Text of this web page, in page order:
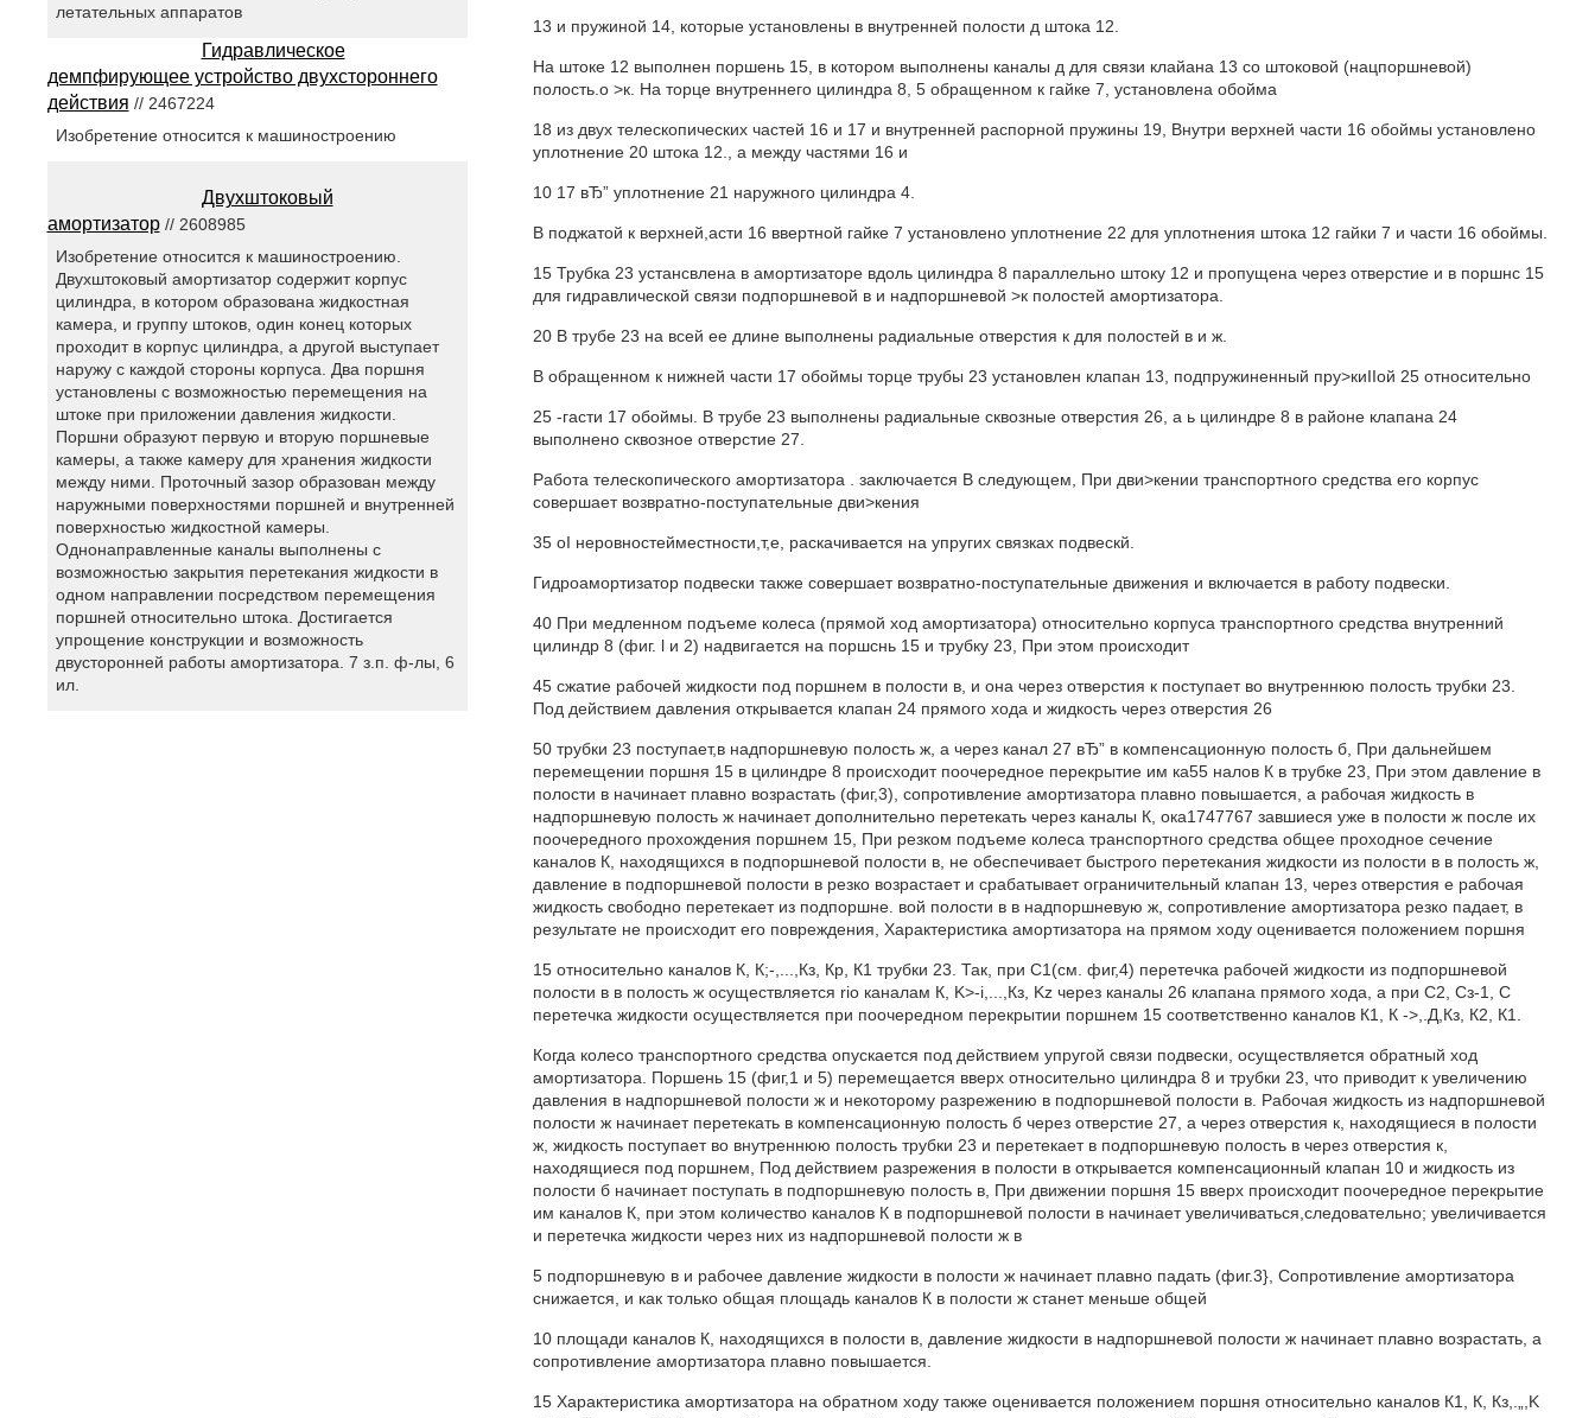
13 и пружиной 14, которые установлены в внутренней полости д штока 12.
На штоке 12 выполнен поршень 15, в котором выполнены каналы д для связи клайана 13 со штоковой (нацпоршневой)
полость.о >к. На торце внутреннего цилиндра 8, 5 обращенном к гайке 7, установлена обойма
18 из двух телескопических частей 16 и 17 и внутренней распорной пружины 19, Внутри верхней части 16 обоймы установлено
уплотнение 20 штока 12., а между частями 16 и
10 17 вЂ” уплотнение 21 наружного цилиндра 4.
В поджатой к верхней,асти 16 ввертной гайке 7 установлено уплотнение 22 для уплотнения штока 12 гайки 7 и части 16 обоймы.
15 Трубка 23 устансвлена в амортизаторе вдоль цилиндра 8 параллельно штоку 12 и пропущена через отверстие и в поршнс 15
для гидравлической связи подпоршневой в и надпоршневой >к полостей амортизатора.
20 В трубе 23 на всей ее длине выполнены радиальные отверстия к для полостей в и ж.
В обращенном к нижней части 17 обоймы торце трубы 23 установлен клапан 13, подпружиненный пру>киIIой 25 относительно
25 -гасти 17 обоймы. В трубе 23 выполнены радиальные сквозные отверстия 26, а ь цилиндре 8 в районе клапана 24
выполнено сквозное отверстие 27.
Работа телескопического амортизатора . заключается B следующем, При дви>кении транспортного средства его корпус
совершает возвратно-поступательные дви>кения
35 oI неровностейместности,т,е, раскачивается на упругих связках подвескй.
Гидроамортизатор подвески также совершает возвратно-поступательные движения и включается в работу подвески.
40 При медленном подъеме колеса (прямой ход амортизатора) относительно корпуса транспортного средства внутренний
цилиндр 8 (фиг. l и 2) надвигается на поршснь 15 и трубку 23, При этом происходит
45 сжатие рабочей жидкости под поршнем в полости в, и она через отверстия к поступает во внутреннюю полость трубки 23.
Под действием давления открывается клапан 24 прямого хода и жидкость через отверстия 26
50 трубки 23 поступает,в надпоршневую полость ж, а через канал 27 вЂ” в компенсационную полость б, При дальнейшем
перемещении поршня 15 в цилиндре 8 происходит поочередное перекрытие им ка55 налов К в трубке 23, При этом давление в
полости в начинает плавно возрастать (фиг,3), сопротивление амортизатора плавно повышается, а рабочая жидкость в
надпоршневую полость ж начинает дополнительно перетекать через каналы К, ока1747767 завшиеся уже в полости ж после их
поочередного прохождения поршнем 15, При резком подъеме колеса транспортного средства общее проходное сечение
каналов К, находящихся в подпоршневой полости в, не обеспечивает быстрого перетекания жидкости из полости в в полость ж,
давление в подпоршневой полости в резко возрастает и срабатывает ограничительный клапан 13, через отверстия е рабочая
жидкость свободно перетекает из подпоршне. вой полости в в надпоршневую ж, сопротивление амортизатора резко падает, в
результате не происходит его повреждения, Характеристика амортизатора на прямом ходу оценивается положением поршня
15 относительно каналов К, К;-,...,Кз, Кр, К1 трубки 23. Так, при С1(см. фиг,4) перетечка рабочей жидкости из подпоршневой
полости в в полость ж осуществляется rio каналам К, K>-i,...,Кз, Kz через каналы 26 клапана прямого хода, а при С2, Сз-1, С
перетечка жидкости осуществляется при поочередном перекрытии поршнем 15 соответственно каналов К1, К ->,.Д,Кз, К2, К1.
Когда колесо транспортного средства опускается под действием упругой связи подвески, осуществляется обратный ход
амортизатора. Поршень 15 (фиг,1 и 5) перемещается вверх относительно цилиндра 8 и трубки 23, что приводит к увеличению
давления в надпоршневой полости ж и некоторому разрежению в подпоршневой полости в. Рабочая жидкость из надпоршневой
полости ж начинает перетекать в компенсационную полость б через отверстие 27, а через отверстия к, находящиеся в полости
ж, жидкость поступает во внутреннюю полость трубки 23 и перетекает в подпоршневую полость в через отверстия к,
находящиеся под поршнем, Под действием разрежения в полости в открывается компенсационный клапан 10 и жидкость из
полости б начинает поступать в подпоршневую полость в, При движении поршня 15 вверх происходит поочередное перекрытие
им каналов К, при этом количество каналов К в подпоршневой полости в начинает увеличиваться,следовательно; увеличивается
и перетечка жидкости через них из надпоршневой полости ж в
5 подпоршневую в и рабочее давление жидкости в полости ж начинает плавно падать (фиг.3}, Сопротивление амортизатора
снижается, и как только общая площадь каналов К в полости ж станет меньше общей
10 площади каналов К, находящихся в полости в, давление жидкости в надпоршневой полости ж начинает плавно возрастать, а
сопротивление амортизатора плавно повышается.
15 Характеристика амортизатора на обратном ходу также оценивается положением поршня относительно каналов К1, К, Кз,.„,K
летательных аппаратов
Гидравлическое
демпфирующее устройство двухстороннего
действия // 2467224
Изобретение относится к машиностроению
Двухштоковый
амортизатор// 2608985
Изобретение относится к машиностроению.
Двухштоковый амортизатор содержит корпус
цилиндра, в котором образована жидкостная
камера, и группу штоков, один конец которых
проходит в корпус цилиндра, а другой выступает
наружу с каждой стороны корпуса. Два поршня
установлены с возможностью перемещения на
штоке при приложении давления жидкости.
Поршни образуют первую и вторую поршневые
камеры, а также камеру для хранения жидкости
между ними. Проточный зазор образован между
наружными поверхностями поршней и внутренней
поверхностью жидкостной камеры.
Однонаправленные каналы выполнены с
возможностью закрытия перетекания жидкости в
одном направлении посредством перемещения
поршней относительно штока. Достигается
упрощение конструкции и возможность
двусторонней работы амортизатора. 7 з.п. ф-лы, 6
ил.